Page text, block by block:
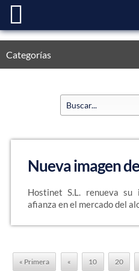
Categorías
Nueva imagen
Hostinet S.L. renueva
afianza en el mercado del
« Primera « 10 20